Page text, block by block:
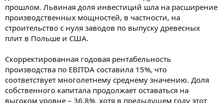
прошлом. Львиная доля инвестиций шла на расширение
производственных мощностей, в частности, на
строительство с нуля заводов по выпуску древесных
плит в Польше и США.
Скорректированная годовая рентабельность
производства по EBITDA составила 15%, что
соответствует многолетнему среднему значению. Доля
собственного капитала продолжает оставаться на
высоком уровне – 36,8%, хотя в предыдущем году этот